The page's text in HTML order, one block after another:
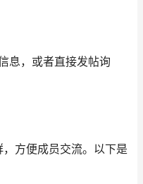
息，或者直接发帖询
方便成员交流。以下是